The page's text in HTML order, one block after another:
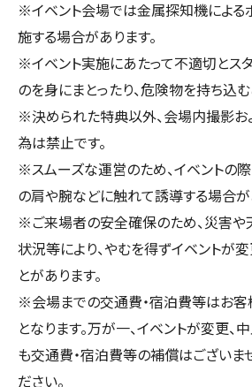
※イベント会場では金属探知機による
施する場合があります。
※イベント実施にあたって不適切とス
のを身にまとったり、危険物を持ち込
※決められた特典以外、会場内撮影お
為は禁止です。
※スムーズな運営のため、イベントの
の肩や腕などに触れて誘導する場合が
※ご来場者の安全確保のため、災害や
状況等により、やむを得ずイベントが
とがあります。
※会場までの交通費・宿泊費等はお
となります。万が一、イベントが変更、
も交通費・宿泊費等の補償はございま
ださい。